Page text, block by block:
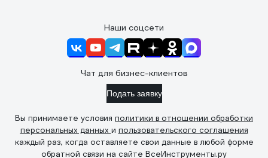
Наши соцсети
Чат для бизнес-клиентов
Подать заявку
Вы принимаете условия политики в отношении обработки
персональных данных и пользовательского соглашения
каждый раз, когда оставляете свои данные в любой форме
обратной связи на сайте ВсеИнструменты.ру